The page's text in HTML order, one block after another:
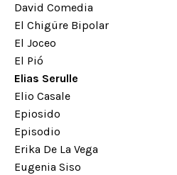
David Comedia
El Chigüre Bipolar
El Joceo
El Pió
Elias Serulle
Elio Casale
Epiosido
Episodio
Erika De La Vega
Eugenia Siso